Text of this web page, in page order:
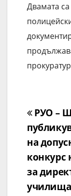
Двамата
РУО –
на
конкурс
за
училища